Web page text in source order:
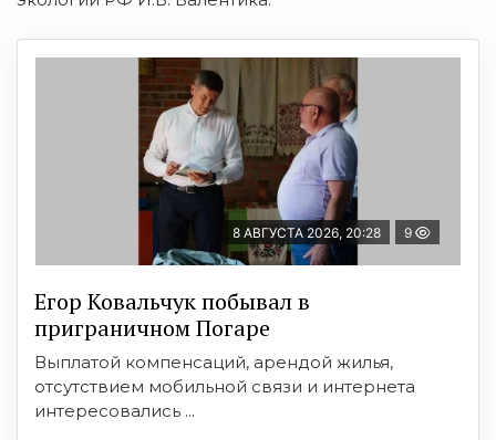
8 АВГУСТА 2026, 20:28 9
Егор Ковальчук побывал в
приграничном Погаре
Выплатой компенсаций, арендой жилья,
отсутствием мобильной связи и интернета
интересовались ...